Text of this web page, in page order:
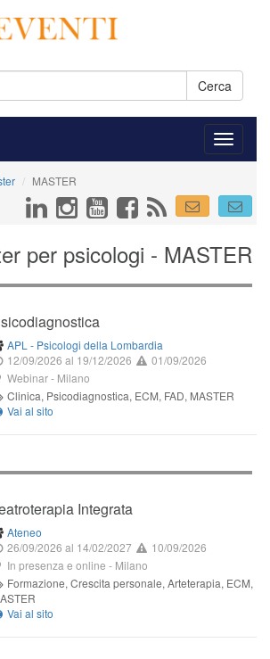
Cerca
MASTER
per psicologi - MASTER
APL - Psicologi della Lombardia
12/09/2026 al 19/12/2026
01/09/2026
Webinar- Milano
Clinica, Psicodiagnostica, ECM, FAD, MASTER
Integrata
Ateneo
26/09/2026 al 14/02/2027
10/09/2026
In presenza e online - Milano
Formazione, Crescita personale, Arteterapia, ECM,